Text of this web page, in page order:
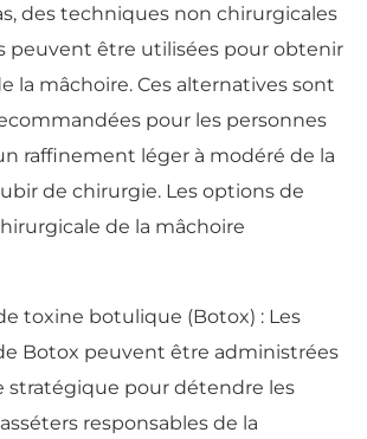
des techniques non chirurgicales
peuvent être utilisées pour obtenir
la mâchoire. Ces alternatives sont
pour les personnes
raffinement léger à modéré de la
de chirurgie. Les options de
de la mâchoire
toxine botulique (Botox) : Les
Botox peuvent être administrées
stratégique pour détendre les
responsables de la